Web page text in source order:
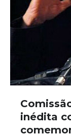
inédita